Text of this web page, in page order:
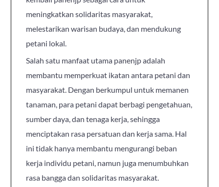
meningkatkan solidaritas masyarakat,
melestarikan warisan budaya, dan mendukung
petani lokal.
Salah satu manfaat utama panenjp adalah
membantu memperkuat ikatan antara petani dan
masyarakat. Dengan berkumpul untuk memanen
tanaman, para petani dapat berbagi pengetahuan,
sumber daya, dan tenaga kerja, sehingga
menciptakan rasa persatuan dan kerja sama. Hal
ini tidak hanya membantu mengurangi beban
kerja individu petani, namun juga menumbuhkan
rasa bangga dan solidaritas masyarakat.